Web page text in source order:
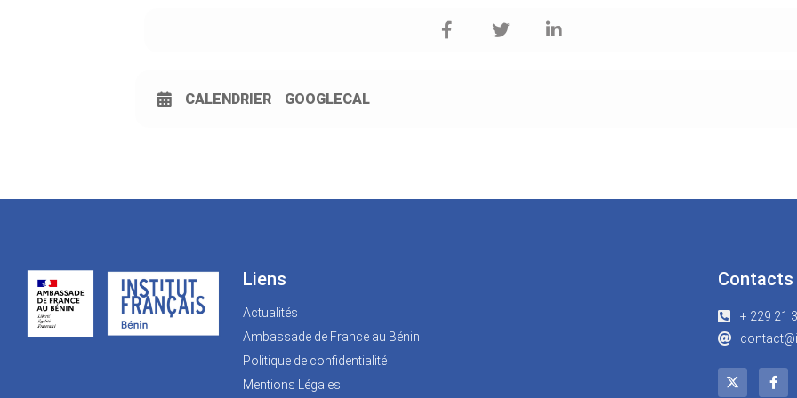
CALENDRIER GOOGLECAL
Liens
Actualités
Ambassade de France au Bénin
Politique de confidentialité
Mentions Légales
Contacts
+ 229 21